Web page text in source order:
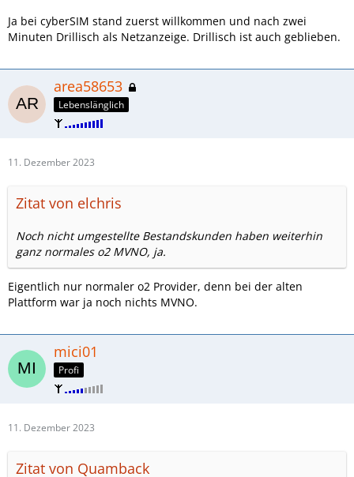
Ja bei cyberSIM stand zuerst willkommen und nach zwei
Minuten Drillisch als Netzanzeige. Drillisch ist auch geblieben.
area58653
Lebenslänglich
11. Dezember 2023
Zitat von elchris
Noch nicht umgestellte Bestandskunden haben weiterhin
ganz normales o2 MVNO, ja.
Eigentlich nur normaler o2 Provider, denn bei der alten
Plattform war ja noch nichts MVNO.
mici01
Profi
11. Dezember 2023
Zitat von Quamback